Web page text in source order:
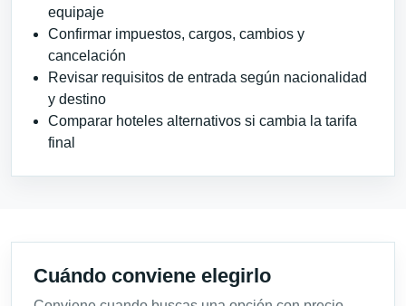
equipaje
Confirmar impuestos, cargos, cambios y
cancelación
Revisar requisitos de entrada según nacionalidad
y destino
Comparar hoteles alternativos si cambia la tarifa
final
Cuándo conviene elegirlo